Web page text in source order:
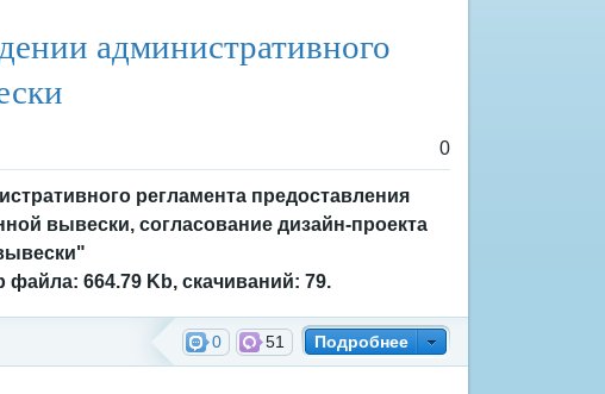
административного
0
регламента предоставления
вывески, согласование дизайн-проекта
файла: 664.79 Kb, скачиваний: 79.
Подробнее
51
0